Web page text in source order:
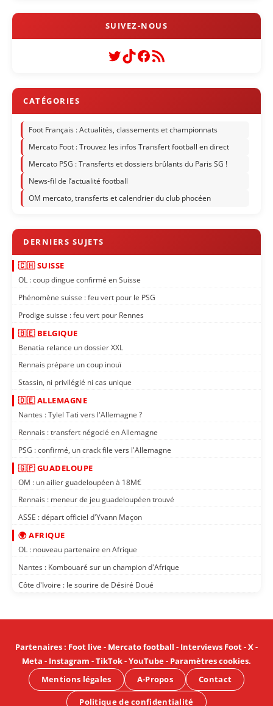
Twitter
TikTok
Facebook
Flux RSS
Foot Français : Actualités, classements et championnats
Mercato Foot : Trouvez les infos Transfert football en direct
Mercato PSG : Transferts et dossiers brûlants du Paris SG !
News-fil de l’actualité football
OM mercato, transferts et calendrier du club phocéen
🇨🇭 SUISSE
OL : coup dingue confirmé en Suisse
Phénomène suisse : feu vert pour le PSG
Prodige suisse : feu vert pour Rennes
🇧🇪 BELGIQUE
Benatia relance un dossier XXL
Rennais prépare un coup inouï
Stassin, ni privilégié ni cas unique
🇩🇪 ALLEMAGNE
Nantes : Tylel Tati vers l'Allemagne ?
Rennais : transfert négocié en Allemagne
PSG : confirmé, un crack file vers l'Allemagne
🇬🇵 GUADELOUPE
OM : un ailier guadeloupéen à 18M€
Rennais : meneur de jeu guadeloupéen trouvé
ASSE : départ officiel d'Yvann Maçon
🌍 AFRIQUE
OL : nouveau partenaire en Afrique
Nantes : Kombouaré sur un champion d'Afrique
Côte d'Ivoire : le sourire de Désiré Doué
Partenaires: Foot live- Mercato football - Interviews Foot-X-
Meta - Instagram -TikTok-YouTube- Paramètres cookies.
Mentions légales
A-Propos Contact
Politique de confidentialité